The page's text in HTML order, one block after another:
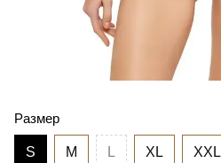
Размер
S M L XL XXL